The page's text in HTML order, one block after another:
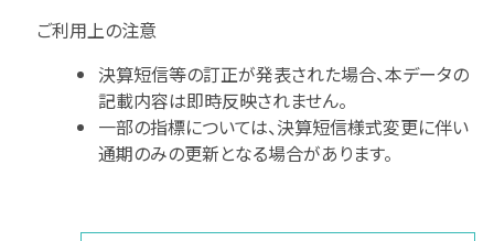
ご利用上の注意
決算短信等の訂正が発表された場合、本データの
記載内容は即時反映されません。
一部の指標については、決算短信様式変更に伴い
通期のみの更新となる場合があります。